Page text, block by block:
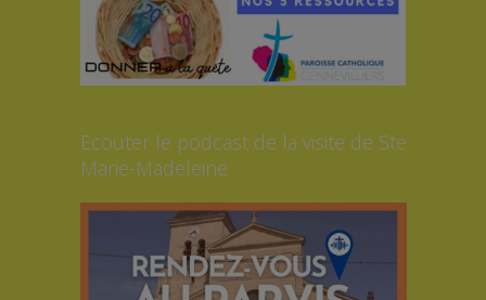
Ecouter le podcast de la visite de Ste
Marie-Madeleine